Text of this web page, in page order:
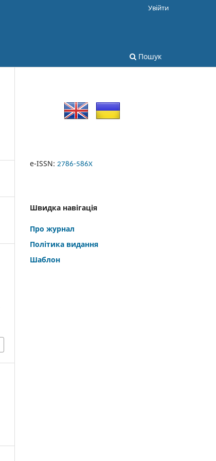
Пошук
Увійти
e-ISSN: 2786-586X
Швидка навігація
Про журнал
Політика видання
Шаблон